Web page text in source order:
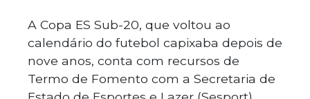
A Copa ES Sub-20, que voltou ao
calendário do futebol capixaba depois de
nove anos, conta com recursos de
Termo de Fomento com a Secretaria de